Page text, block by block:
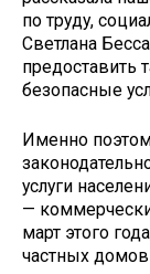
по труду,
Светлана
предоставить
безопасные
Именно
услуги
—
март этого
частных